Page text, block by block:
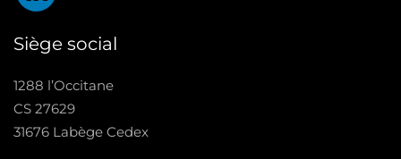
Siège social
1288 l’Occitane
CS 27629
31676 Labège Cedex